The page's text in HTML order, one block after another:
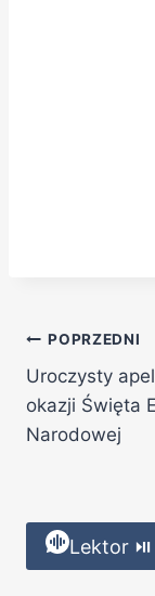
POPRZEDNI
Uroczysty
okazji Święta
Narodowej
Lektor ⏯